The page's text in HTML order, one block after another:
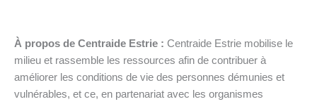
À propos de Centraide Estrie : Centraide Estrie mobilise le
milieu et rassemble les ressources afin de contribuer à
améliorer les conditions de vie des personnes démunies et
vulnérables, et ce, en partenariat avec les organismes